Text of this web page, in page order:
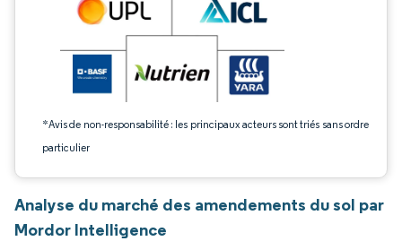
*Avis de non-responsabilité : les principaux acteurs sont triés sans ordre
particulier
Analyse du marché des amendements du sol par
Mordor Intelligence